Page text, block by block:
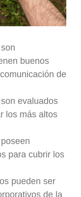
buenos
de
evaluados
los más altos
para cubrir los
pueden ser
de la